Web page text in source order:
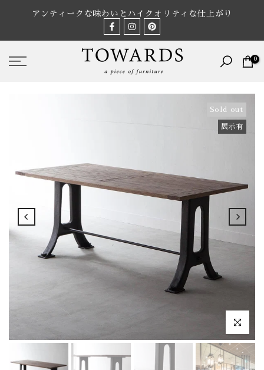
アンティークな味わいとハイクオリティな仕上がり
0
Sold out
展示有
拡大表示